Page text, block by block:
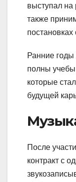
выступал на
также
Ранние
полны учебы
которые
будущей
После
контракт с